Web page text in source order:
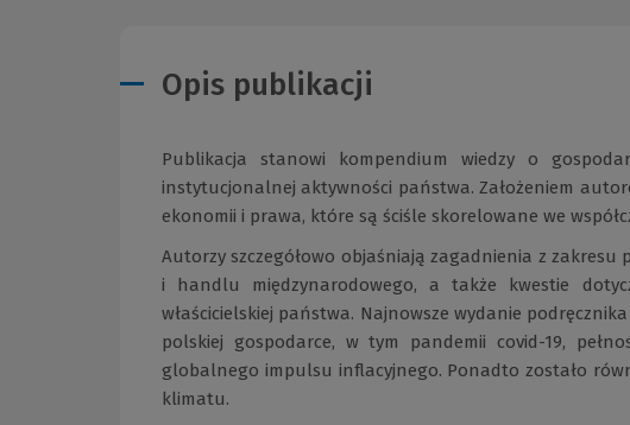
Opis publikacji
Publikacja stanowi kompendium wiedzy o
instytucjonalnej aktywności państwa. Założeniem
ekonomii i prawa, które są ściśle skorelowane we
Autorzy szczegółowo objaśniają zagadnienia z
i handlu międzynarodowego, a także kwestie
właścicielskiej państwa. Najnowsze wydanie
polskiej gospodarce, w tym pandemii covid-19,
globalnego impulsu inflacyjnego. Ponadto zostało
klimatu.